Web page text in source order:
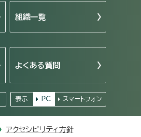
組織一覧
よくある質問
表示 PC スマートフォン
アクセシビリティ方針